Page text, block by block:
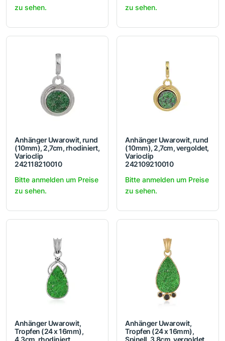
zu sehen.
zu sehen.
Anhänger Uwarowit, rund
(10mm), 2,7cm, rhodiniert,
Varioclip
242118210010
Bitte anmelden um Preise
zu sehen.
Anhänger Uwarowit, rund
(10mm), 2,7cm, vergoldet,
Varioclip
242109210010
Bitte anmelden um Preise
zu sehen.
Anhänger Uwarowit,
Tropfen (24 x 16mm),
Anhänger Uwarowit,
Tropfen (24 x 16mm),